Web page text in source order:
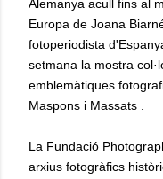
Alemanya acull fins al
Europa de Joana
fotoperiodista
setmana la mostra
emblemàtiques
Maspons i Massats .
La Fundació
arxius fotogràfics